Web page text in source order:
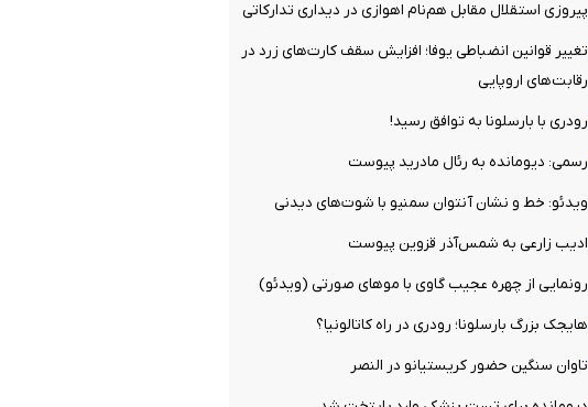
پیروزی استقلال مقابل هم‌نام اهوازی در دیداری تدارکاتی
تغییر قوانین انضباطی یوفا؛ افزایش سقف کارت‌های زرد در
رقابت‌های اروپایی
رودری با بارسلونا به توافق رسید!
رسمی: دیومانده به رئال مادرید پیوست
ویدئو: خط و نشان آنتوان سمنیو با شوت‌های دیدنی
ادیب زارعی به شمس‌آذر قزوین پیوست
رونمایی از چهره عجیب گاوی با موهای صورتی (ویدئو)
هایجک بزرگ بارسلونا؛ رودری در راه کاتالونیا؟
تاوان سنگین حضور کریستیانو در النصر